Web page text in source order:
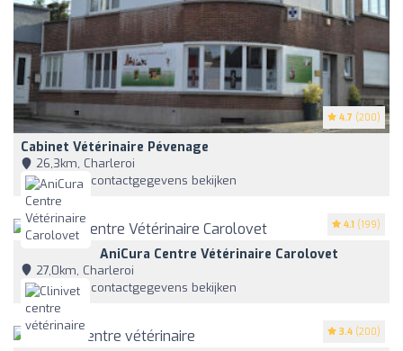
4.7 (200)
Cabinet Vétérinaire Pévenage
26,3km, Charleroi
Adres en contactgegevens bekijken
4.1 (199)
AniCura Centre Vétérinaire Carolovet
27,0km, Charleroi
Adres en contactgegevens bekijken
3.4 (200)